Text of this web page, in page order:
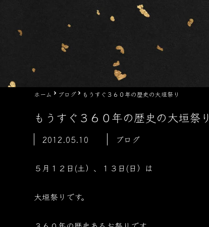
ホーム ブログ もうすぐ３６０年の歴史の大垣祭り
もうすぐ３６０年の歴史の大垣祭り
2012.05.10 ブログ
５月１２日(土）、１３日(日）は
大垣祭りです。